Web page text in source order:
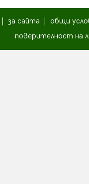
за сайта
общи
поверителност на